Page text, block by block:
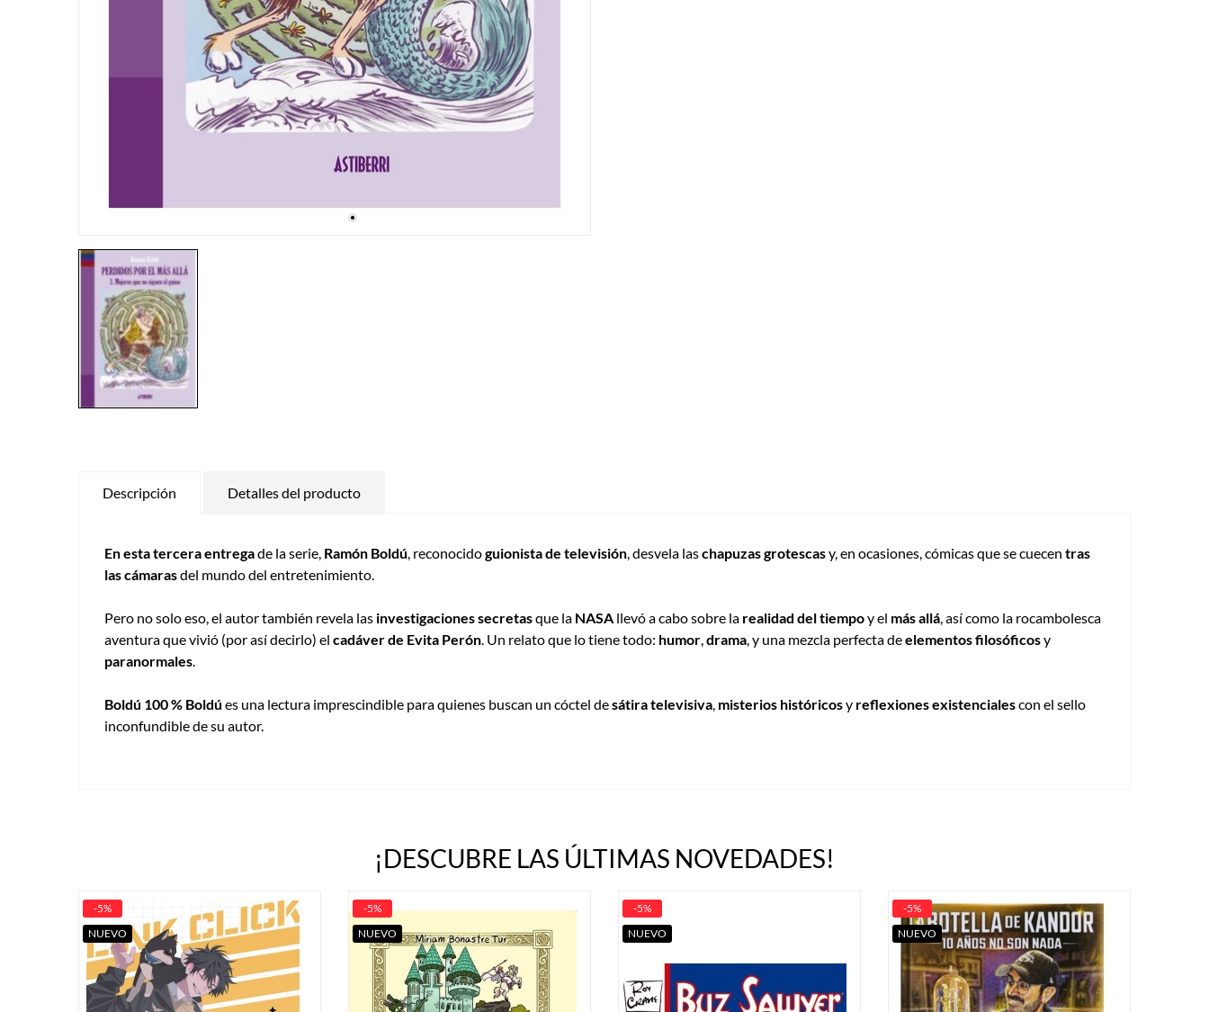
Descripción Detalles del producto
En esta tercera entregade la serie, Ramón Boldú , reconocidoguionista de televisión , desvela laschapuzas grotescasy, en ocasiones, cómicas que se cuecen tras
las cámarasdel mundo del entretenimiento.
Pero no solo eso, el autor también revela las investigaciones secretasque la NASA llevó a cabo sobre la realidad del tiempoy el más allá , así como la rocambolesca
aventura que vivió (por así decirlo) el cadáver de Evita Perón . Un relato que lo tiene todo: humor drama , y una mezcla perfecta deelementos filosóficosy
paranormales
Boldú 100 % Boldú es una lectura imprescindible para quienes buscan un cóctel desátira televisiva misterios históricosy reflexiones existencialescon el sello
inconfundible de su autor.
¡DESCUBRE LAS ÚLTIMAS NOVEDADES!
-5%
NUEVO
-5%
NUEVO
-5%
NUEVO
-5%
NUEVO